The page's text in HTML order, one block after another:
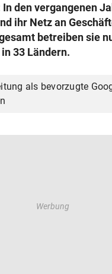
den vergangenen
ihr Netz an
betreiben sie
33 Ländern.
als bevorzugte